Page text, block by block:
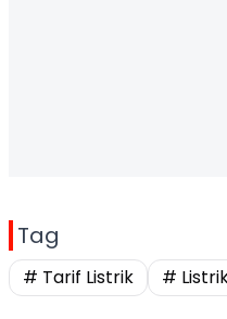
Tag
# Tarif Listrik #